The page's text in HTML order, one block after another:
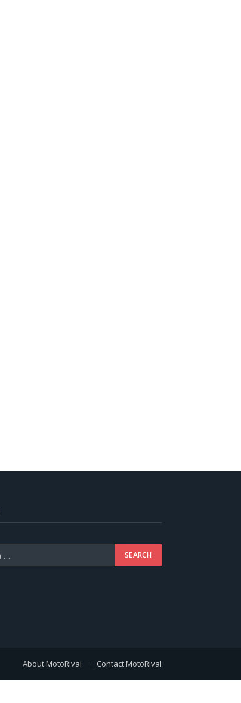
About MotoRival Contact MotoRival